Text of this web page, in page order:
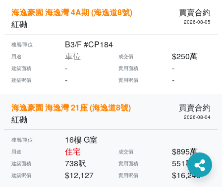
海逸豪園 海逸灣 4A期 (海逸道8號)
買賣合約
紅磡
2026-08-05
樓層/單位 B3/F #CP184
用途 車位 成交價 $250萬
建築面積 - 實用面積 -
建築呎價 - 實用呎價 -
海逸豪園 海逸灣 21座 (海逸道8號)
買賣合約
紅磡
2026-08-04
樓層/單位 16樓 G室
用途 住宅 成交價 $895萬
建築面積 738呎 實用面積 551呎
建築呎價 $12,127 實用呎價 $16,243